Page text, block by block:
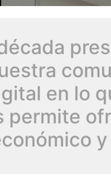
en lo
permite